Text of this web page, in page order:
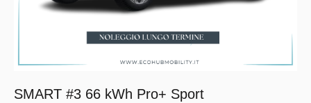
SMART #3 66 kWh Pro+ Sport